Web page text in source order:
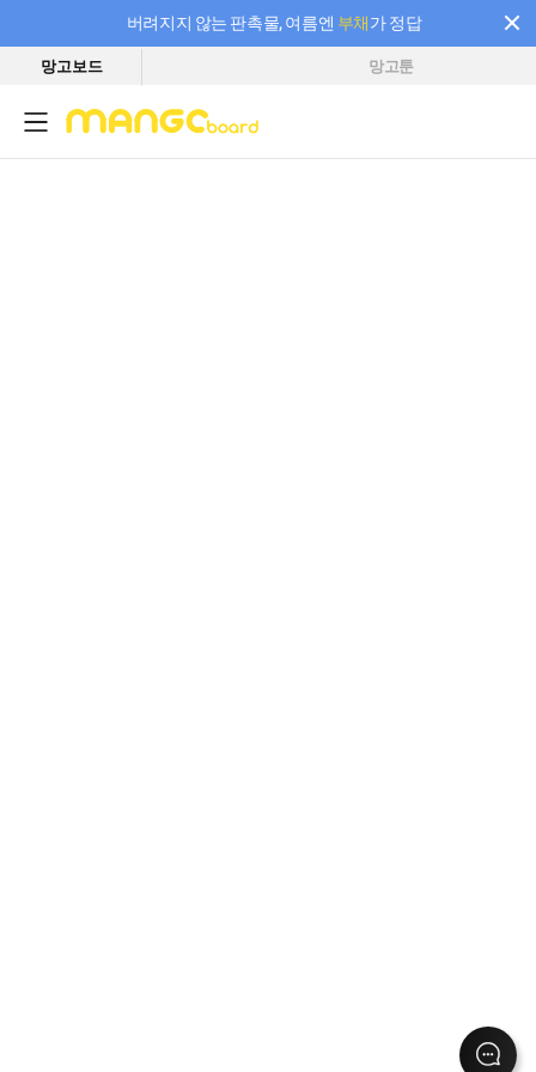
버려지지 않는 판촉물, 여름엔 부채가 정답
필요한 만큼 충전하고 끊김 없이 작업하세요! 새로워진 AI 부스터 요금제
망고보드 망고툰